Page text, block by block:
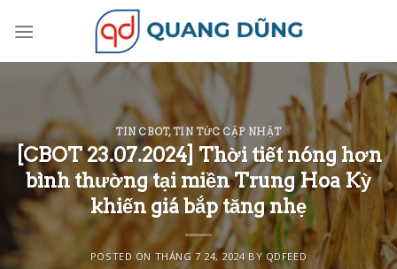
TIN CBOT, TIN TỨC CẬP NHẬT
[CBOT 23.07.2024] Thời tiết nóng hơn
bình thường tại miền Trung Hoa Kỳ
khiến giá bắp tăng nhẹ
POSTED ON THÁNG 7 24, 2024BY QDFEED